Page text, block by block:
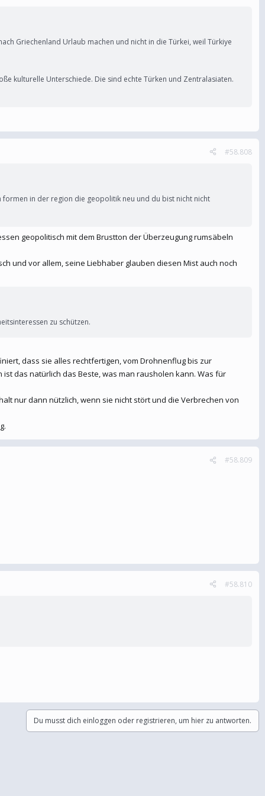
Griechenland Urlaub machen und nicht in die Türkei, weil Türkiye
kulturelle Unterschiede. Die sind echte Türken und Zentralasiaten.
#58.808
in der region die geopolitik neu und du bist nicht nicht
geopolitisch mit dem Brustton der Überzeugung rumsäbeln
und vor allem, seine Liebhaber glauben diesen Mist auch noch
zu schützen.
dass sie alles rechtfertigen, vom Drohnenflug bis zur
das natürlich das Beste, was man rausholen kann. Was für
nur dann nützlich, wenn sie nicht stört und die Verbrechen von
#58.809
#58.810
Du musst dich einloggen oder registrieren, um hier zu antworten.